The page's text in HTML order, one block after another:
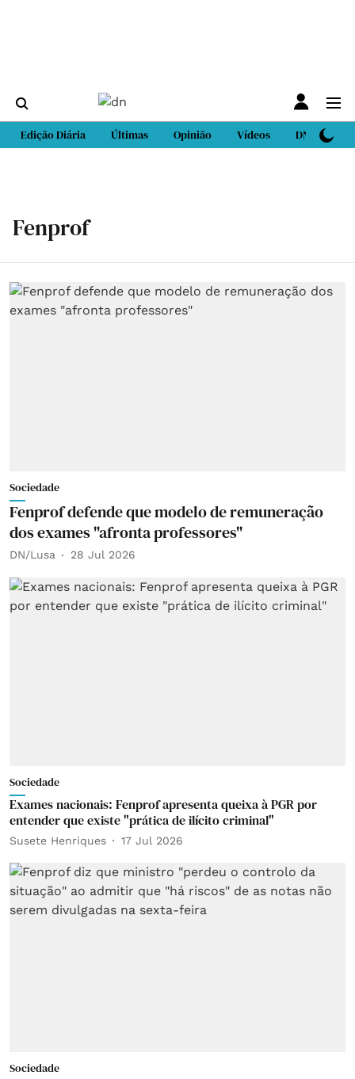
Edição Diária Últimas Opinião Vídeos DN Sport
Fenprof
Sociedade
Fenprof defende que modelo de remuneração
dos exames "afronta professores"
DN/Lusa 28 Jul 2026
Sociedade
Exames nacionais: Fenprof apresenta queixa à PGR por
entender que existe "prática de ilícito criminal"
Susete Henriques 17 Jul 2026
Sociedade